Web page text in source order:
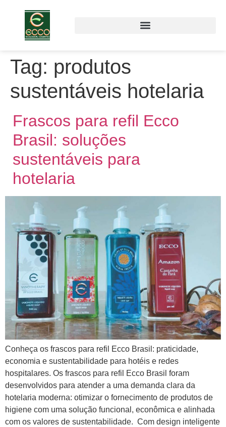
Tag: produtos
sustentáveis hotelaria
Frascos para refil Ecco
Brasil: soluções
sustentáveis para
hotelaria
Conheça os frascos para refil Ecco Brasil: praticidade,
economia e sustentabilidade para hotéis e redes
hospitalares. Os frascos para refil Ecco Brasil foram
desenvolvidos para atender a uma demanda clara da
hotelaria moderna: otimizar o fornecimento de produtos de
higiene com uma solução funcional, econômica e alinhada
com os valores de sustentabilidade. Com design inteligente